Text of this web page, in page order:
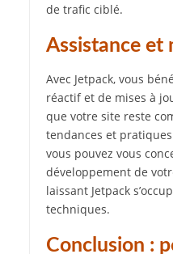
de trafic ciblé.
Assistance et
Avec Jetpack, vous
réactif et de mises à
que votre site reste
tendances et
vous pouvez vous
développement de
laissant Jetpack
techniques.
Conclusion :